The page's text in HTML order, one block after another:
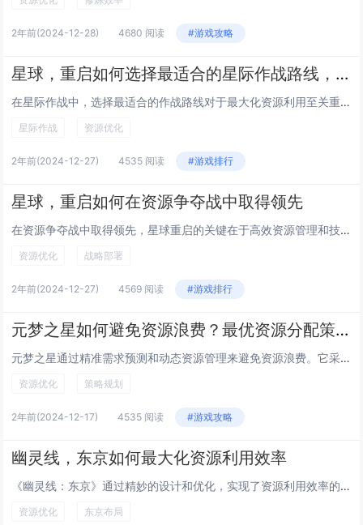
2年前(2024-12-28) 4680 阅读 #游戏攻略
星球，重启如何选择最适合的星际作战路线，最大化资源
在星际作战中，选择最适合的作战路线对于最大化资源利用至关重要。需要评估各个星球的战略价值，包括资源丰富度、地理位置及防御设施。通过分析敌方势力分布与己方舰队配置，规划出既能规避高风险区域又能确保补给线安全的航线。运用先进的导航技术与情报系统...
星际作战 资源优化
2年前(2024-12-27) 4535 阅读 #游戏排行
星球，重启如何在资源争夺战中取得领先
在资源争夺战中取得领先，星球重启的关键在于高效资源管理和技术创新。需建立多样化的资源采集系统，确保能源、矿物等基础资源的稳定供应。通过研发先进的科技，提升资源利用率，减少浪费。优化基础设施建设，提高生产效率。与其他势力或玩家合作，形成战略联...
资源优化 战略部署
2年前(2024-12-27) 4569 阅读 #游戏排行
元梦之星如何避免资源浪费？最优资源分配策略
元梦之星通过精准需求预测和动态资源管理来避免资源浪费。它采用先进的算法模型，对用户需求进行实时分析，确保资源按需分配，减少闲置。实施灵活的调度机制，根据任务优先级和实际运行情况调整资源分配，提高资源利用率。定期优化资源配置策略，结合历史数据...
资源优化 策略规划
2年前(2024-12-17) 4535 阅读 #游戏攻略
幽灵线，东京如何最大化资源利用效率
《幽灵线：东京》通过精妙的设计和优化，实现了资源利用效率的最大化。游戏中，开发者巧妙地运用了动态加载技术，确保游戏在运行时能够流畅加载场景，减少加载时间。游戏采用了高效的内存管理机制，优化了纹理和模型的数据存储方式，减少了内存占用。游戏还利...
资源优化 东京布局